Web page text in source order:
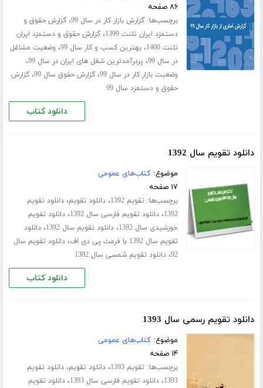
۸۶ صفحه
برچسب‌ها:گزارش بازار کار در سال 99 ،گزارش حقوق و
دستمزد ایران تلنت 1399
،گزارش حقوق و دستمزد ایران
تلنت 1400
،بهترین کسب و کار سال 99 ، وضعیت مشاغل
در سال 99
، پردرآمدترین شغل های ایران در سال 99 ،
وضعیت بازار کار در سال 99 ،گزارش حقوق سال 99 ،گزارش
حقوق و دستمزد سال 99
دانلود کتاب
دانلود تقویم سال 1392
موضوع:کتاب‌های عمومی
۱۷ صفحه
برچسب‌ها: تقویم 1392 ،دانلود تقویم،دانلود تقویم
1392،دانلود تقویم فارسی سال 1392 ،دانلود تقویم
خورشیدی سال 1392
،دانلود تقویم سال 1392 ،دانلود
تقویم سال 1392 با فرمت پی دی اف
،دانلود تقویم سال
92،دانلود تقویم شمسی سال 1392
دانلود کتاب
دانلود تقویم رسمی سال 1393
موضوع:کتاب‌های عمومی
۱۴ صفحه
برچسب‌ها: تقویم 1393 ،دانلود تقویم،دانلود تقویم
1393،دانلود تقویم فارسی سال 1393 ،دانلود تقویم